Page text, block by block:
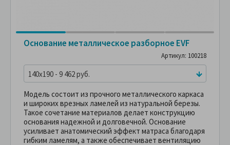
Основание металлическое разборное EVF
Артикул: 100218
140x190 - 9 462 руб.
Модель состоит из прочного металлического каркаса
и широких врезных ламелей из натуральной березы.
Такое сочетание материалов делает конструкцию
основания надежной и долговечной. Основание
усиливает анатомический эффект матраса благодаря
гибким ламелям, а также обеспечивает вентиляцию